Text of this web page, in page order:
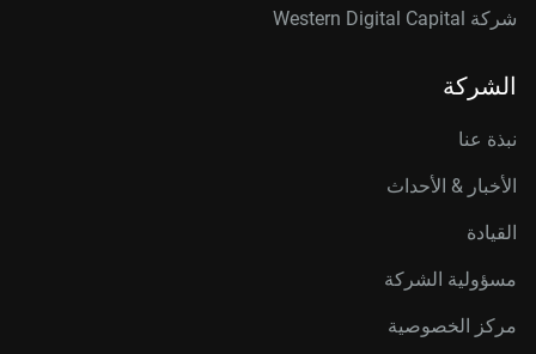
شركة Western Digital Capital
الشركة
نبذة عنا
الأخبار & الأحداث
القيادة
مسؤولية الشركة
مركز الخصوصية